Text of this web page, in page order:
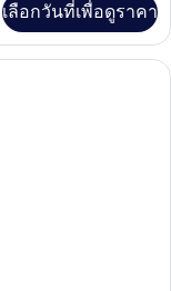
เลือกวันที่เพื่อดูราคา
องกันสารก่อภูมิแพ้, ตู้นิรภั